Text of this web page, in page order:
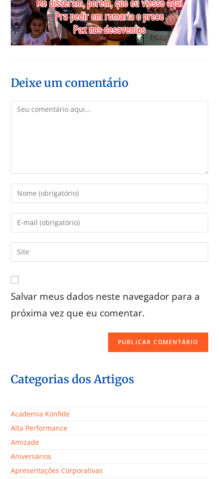
Deixe um comentário
Salvar meus dados neste navegador para a
próxima vez que eu comentar.
Categorias dos Artigos
Academia Konfide
Alta Performance
Amizade
Aniversários
Apresentações Corporativas